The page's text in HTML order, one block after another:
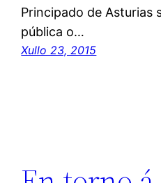
Principado de Asturias
pública o…
Xullo 23, 2015